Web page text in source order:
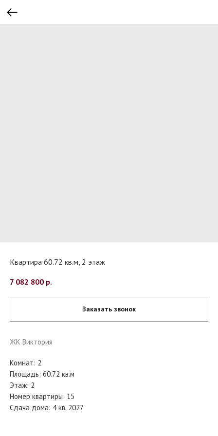
Квартира 60.72 кв.м, 2 этаж
7 082 800 р.
Заказать звонок
ЖК Виктория
Комнат: 2
Площадь: 60.72 кв.м
Этаж: 2
Номер квартиры: 15
Сдача дома: 4 кв. 2027